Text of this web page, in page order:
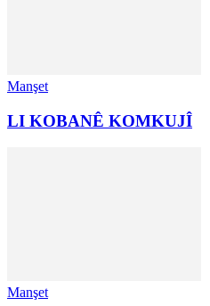
Manşet
LI KOBANÊ KOMKUJÎ
Manşet